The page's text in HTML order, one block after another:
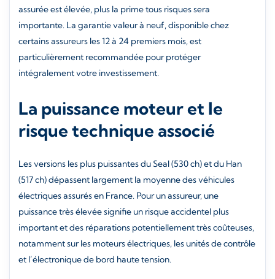
assurée est élevée, plus la prime tous risques sera
importante. La garantie valeur à neuf, disponible chez
certains assureurs les 12 à 24 premiers mois, est
particulièrement recommandée pour protéger
intégralement votre investissement.
La puissance moteur et le
risque technique associé
Les versions les plus puissantes du Seal (530 ch) et du Han
(517 ch) dépassent largement la moyenne des véhicules
électriques assurés en France. Pour un assureur, une
puissance très élevée signifie un risque accidentel plus
important et des réparations potentiellement très coûteuses,
notamment sur les moteurs électriques, les unités de contrôle
et l’électronique de bord haute tension.